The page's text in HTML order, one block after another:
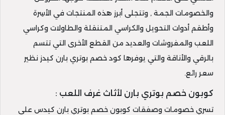
والخصومات الجمة , وتتجلى أبرز هذه المنتجات في الأسِرة
وأطقم أدوات التحويل والكراسي المتنقلة والطاولات وكراسي
اللعب والمفروشات والعديد من القطع الأخرى التي تتسم
بالرقي والأناقة والتي يوفرها كود خصم بوتري بارن كيدز نظير
سعر رائع.
كوبون خصم بوتري بارن لأثاث غرف اللعب :
تسري خصومات وصفقات كوبون خصم بوتري بارن كيدس على